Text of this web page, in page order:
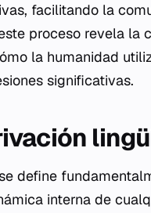
facilitando la
proceso revela
la humanidad
significativas.
define
interna de